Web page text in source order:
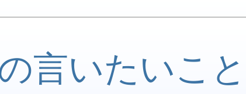
言いたいこと